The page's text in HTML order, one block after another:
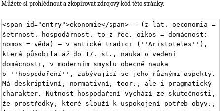
Můžete si prohlédnout a zkopírovat zdrojový kód této stránky.